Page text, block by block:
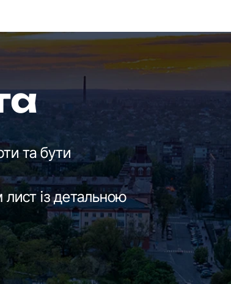
та бути
із детальною